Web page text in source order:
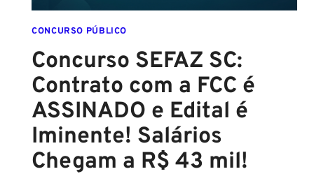
CONCURSO PÚBLICO
Concurso SEFAZ SC:
Contrato com a FCC é
ASSINADO e Edital é
Iminente! Salários
Chegam a R$ 43 mil!